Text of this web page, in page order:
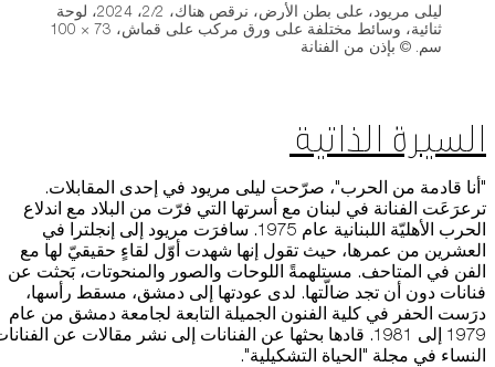
ليلى مريود، على بطن الأرض، نرقص هناك، 2/2، 2024، لوحة
ثنائية، وسائط مختلفة على ورق مركب على قماش، 73 × 100
سم. © بإذن من الفنانة
السيرة الذاتية
"أنا قادمة من الحرب"، صرّحت ليلى مريود في إحدى المقابلات.
ترعرَعَت الفنانة في لبنان مع أسرتها التي فرّت من البلاد مع اندلاع
الحرب الأهليّة اللبنانية عام 1975. سافرَت مريود إلى إنجلترا في
العشرين من عمرها، حيث تقول إنها شهدت أوّل لقاءٍ حقيقيّ لها مع
الفن في المتاحف. مستلهمةً اللوحات والصور والمنحوتات، بَحثت عن
فنانات دون أن تجد ضالّتها. لدى عودتها إلى دمشق، مسقط رأسها،
درَست الحفر في كلية الفنون الجميلة التابعة لجامعة دمشق من عام
1979 إلى 1981. قادها بحثها عن الفنانات إلى نشر مقالات عن
النساء في مجلة "الحياة التشكيلية".